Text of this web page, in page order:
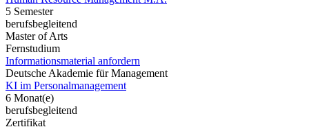
5 Semester
berufsbegleitend
Master of Arts
Fernstudium
Informationsmaterial anfordern
Deutsche Akademie für Management
KI im Personalmanagement
6 Monat(e)
berufsbegleitend
Zertifikat